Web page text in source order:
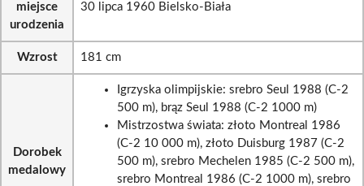
miejsce
urodzenia
30 lipca 1960 Bielsko-Biała
Wzrost 181 cm
Dorobek
medalowy
Igrzyska olimpijskie: srebro Seul 1988 (C-2
500 m), brąz Seul 1988 (C-2 1000 m)
Mistrzostwa świata: złoto Montreal 1986
(C-2 10 000 m), złoto Duisburg 1987 (C-2
500 m), srebro Mechelen 1985 (C-2 500 m),
srebro Montreal 1986 (C-2 1000 m), srebro